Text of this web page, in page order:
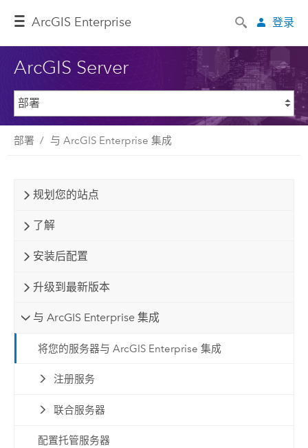
ArcGIS Enterprise 登录
ArcGIS Server
部署 与 ArcGIS Enterprise 集成
规划您的站点
了解
安装后配置
升级到最新版本
与 ArcGIS Enterprise 集成
将您的服务器与 ArcGIS Enterprise 集成
注册服务
联合服务器
配置托管服务器